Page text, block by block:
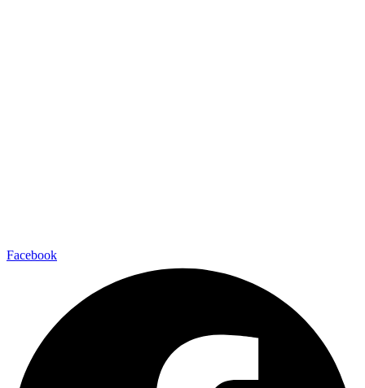
Facebook